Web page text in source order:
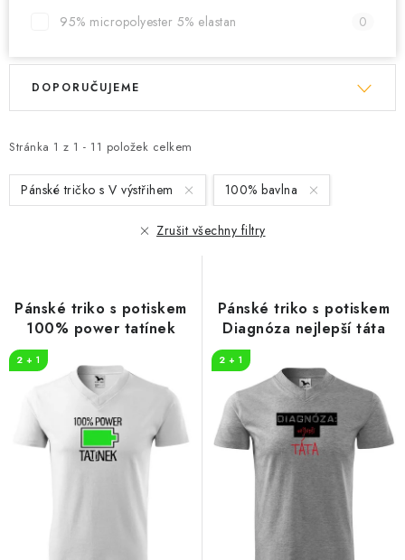
95% micropolyester 5% elastan
0
V
i
s
p
u
t
ů
Stránka 1 z 1 - 11 položek celkem
Ř
e
n
í
d
k
t
DOPORUČUJEME
Pánské tričko s V výstřihem 100% bavlna
Zrušit všechny filtry
Pánské triko s potiskem
100% power tatínek
2 + 1
Pánské triko s potiskem
Diagnóza nejlepší táta
2 + 1